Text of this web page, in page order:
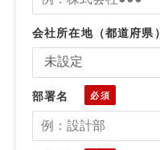
会社所在地（都道府県）
部署名